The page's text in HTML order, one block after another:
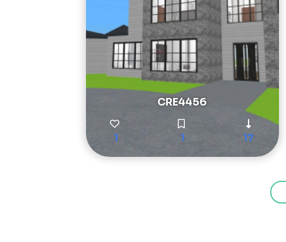
CRE4456
1 1 17